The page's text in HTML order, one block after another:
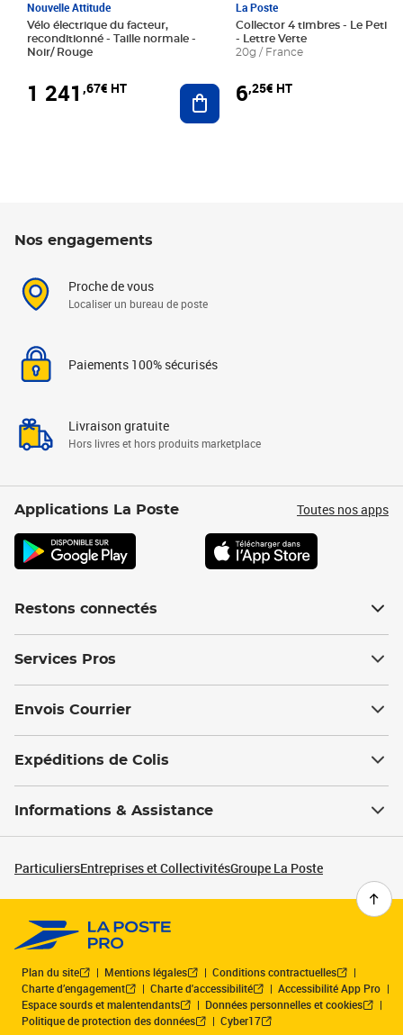
Nouvelle Attitude
Vélo électrique du facteur,
reconditionné - Taille normale -
Noir/ Rouge
1 241 ,67€ HT Ajouter au panier
La Poste
Collector 4 timbres - Le Petit
- Lettre Verte
20g / France
6,25€ HT
Nos engagements
Proche de vous
Localiser un bureau de poste
Paiements 100% sécurisés
Livraison gratuite
Hors livres et hors produits marketplace
Applications La Poste Toutes nos apps
Restons connectés
Services Pros
Envois Courrier
Expéditions de Colis
Informations & Assistance
ParticuliersEntreprises et CollectivitésGroupe La Poste
Plan du site Mentions légales
Conditions contractuelles
Charte d’engagement
Charte d'accessibilité
Accessibilité App Pro
Espace sourds et malentendants
Données personnelles et cookies
Politique de protection des données
Cyber17